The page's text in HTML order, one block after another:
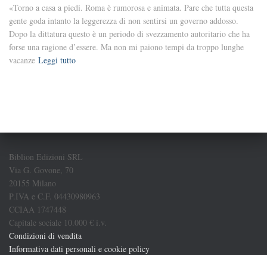
«Torno a casa a piedi. Roma è rumorosa e animata. Pare che tutta questa
gente goda intanto la leggerezza di non sentirsi un governo addosso.
Dopo la dittatura questo è un periodo di svezzamento autoritario che ha
forse una ragione d’essere. Ma non mi paiono tempi da troppo lunghe
vacanze Leggi tutto
Biblion Edizioni SRL
Via G. Govone, 70
20155 Milano
P.IVA e C.F. 04430980963
CCIAA 1747448
Capitale sociale 10.000 € i.v.
Condizioni di vendita
Informativa dati personali e cookie policy